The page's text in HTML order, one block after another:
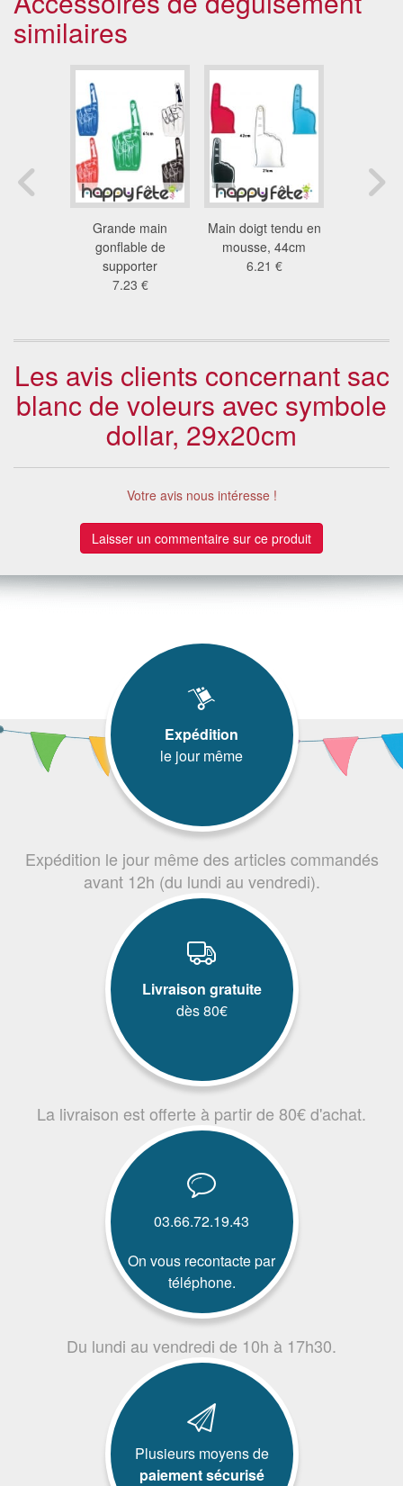
similaires
Grande main
gonflable de
supporter
7.23 €
Main doigt tendu en
mousse, 44cm
6.21 €
Les avis clients concernant sac
blanc de voleurs avec symbole
dollar, 29x20cm
Votre avis nous intéresse !
Laisser un commentaire sur ce produit
Expédition
le jour même
Expédition le jour même des articles commandés
avant 12h (du lundi au vendredi).
Livraison gratuite
dès 80€
La livraison est offerte à partir de 80€ d'achat.
03.66.72.19.43
On vous recontacte par
téléphone.
Du lundi au vendredi de 10h à 17h30.
Plusieurs moyens de
paiement sécurisé